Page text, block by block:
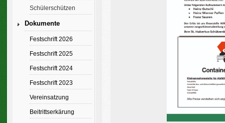
Schülerschützen
Dokumente
Festschrift 2026
Festschrift 2025
Festschrift 2024
Festschrift 2023
Vereinsatzung
Beitrittserkärung